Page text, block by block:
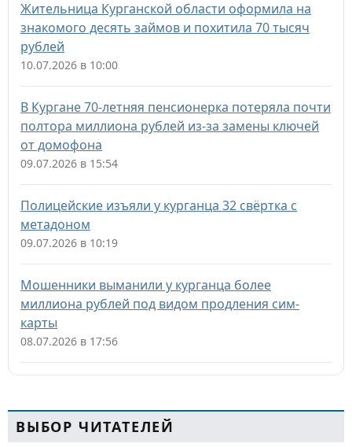
Жительница Курганской области оформила на
знакомого десять займов и похитила 70 тысяч
рублей
10.07.2026 в 10:00
В Кургане 70-летняя пенсионерка потеряла почти
полтора миллиона рублей из-за замены ключей
от домофона
09.07.2026 в 15:54
Полицейские изъяли у курганца 32 свёртка с
метадоном
09.07.2026 в 10:19
Мошенники выманили у курганца более
миллиона рублей под видом продления сим-
карты
08.07.2026 в 17:56
ВЫБОР ЧИТАТЕЛЕЙ